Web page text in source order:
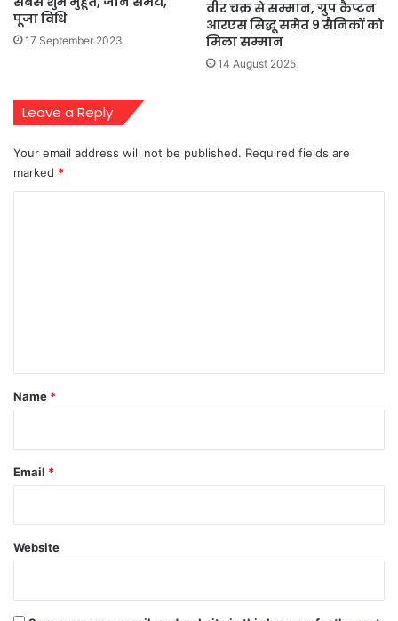
पूजा विधि
17 September 2023
वीर चक्र से सम्मान, ग्रुप कैप्टन
आरएस सिद्धू समेत 9 सैनिकों को
मिला सम्मान
14 August 2025
Leave a Reply
Your email address will not be published. Required fields are
marked *
*
Name *
Email *
Website